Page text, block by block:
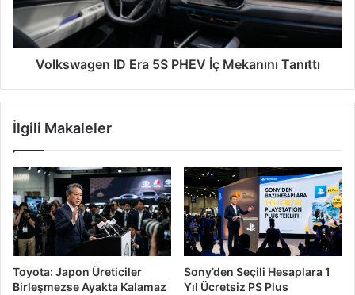
Volkswagen ID Era 5S PHEV İç Mekanını Tanıttı
İlgili Makaleler
Toyota: Japon Üreticiler
Birleşmezse Ayakta Kalamaz
Sony’den Seçili Hesaplara 1
Yıl Ücretsiz PS Plus